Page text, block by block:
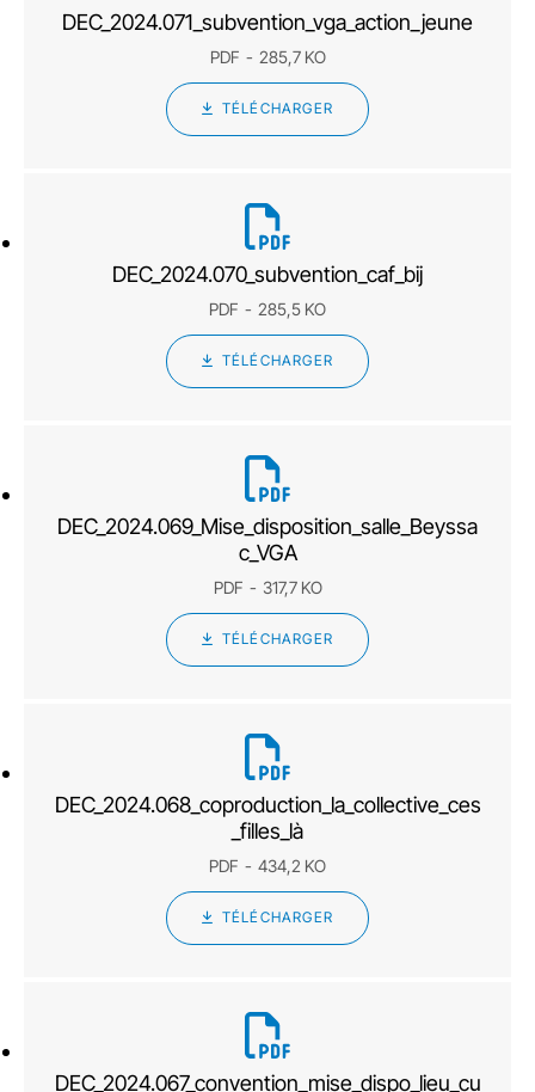
DEC_2024.071_subvention_vga_action_jeune
PDF 285,7 KO
TÉLÉCHARGER
DEC_2024.070_subvention_caf_bij
PDF 285,5 KO
TÉLÉCHARGER
DEC_2024.069_Mise_disposition_salle_Beyssa
c_VGA
PDF 317,7 KO
TÉLÉCHARGER
DEC_2024.068_coproduction_la_collective_ces
_filles_là
PDF 434,2 KO
TÉLÉCHARGER
DEC_2024.067_convention_mise_dispo_lieu_cu